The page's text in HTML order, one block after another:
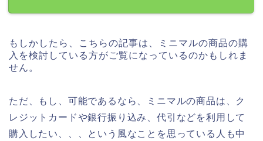
もしかしたら、こちらの記事は、ミニマルの商品の購
入を検討している方がご覧になっているのかもしれま
せん。
ただ、もし、可能であるなら、ミニマルの商品は、ク
レジットカードや銀行振り込み、代引などを利用して
購入したい、、、という風なことを思っている人も中